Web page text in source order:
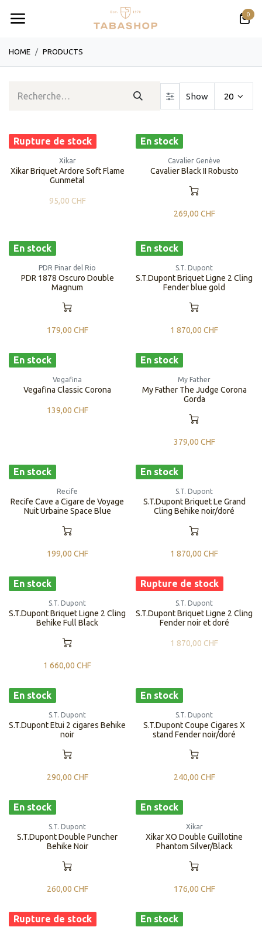
0
HOME PRODUCTS
Show 20
Rupture de stock
Xikar
Xikar Briquet Ardore Soft Flame
Gunmetal
95,00 CHF
En stock
Cavalier Genève
Cavalier Black II Robusto
269,00 CHF
En stock
PDR Pinar del Rio
PDR 1878 Oscuro Double
Magnum
179,00 CHF
En stock
S.T. Dupont
S.T.Dupont Briquet Ligne 2 Cling
Fender blue gold
1 870,00 CHF
En stock
Vegafina
Vegafina Classic Corona
139,00 CHF
En stock
My Father
My Father The Judge Corona
Gorda
379,00 CHF
En stock
Recife
Recife Cave a Cigare de Voyage
Nuit Urbaine Space Blue
199,00 CHF
En stock
S.T. Dupont
S.T.Dupont Briquet Le Grand
Cling Behike noir/doré
1 870,00 CHF
En stock
S.T. Dupont
S.T.Dupont Briquet Ligne 2 Cling
Behike Full Black
1 660,00 CHF
Rupture de stock
S.T. Dupont
S.T.Dupont Briquet Ligne 2 Cling
Fender noir et doré
1 870,00 CHF
En stock
S.T. Dupont
S.T.Dupont Etui 2 cigares Behike
noir
290,00 CHF
En stock
S.T. Dupont
S.T.Dupont Coupe Cigares X
stand Fender noir/doré
240,00 CHF
En stock
S.T. Dupont
S.T.Dupont Double Puncher
Behike Noir
260,00 CHF
En stock
Xikar
Xikar XO Double Guillotine
Phantom Silver/Black
176,00 CHF
Rupture de stock En stock